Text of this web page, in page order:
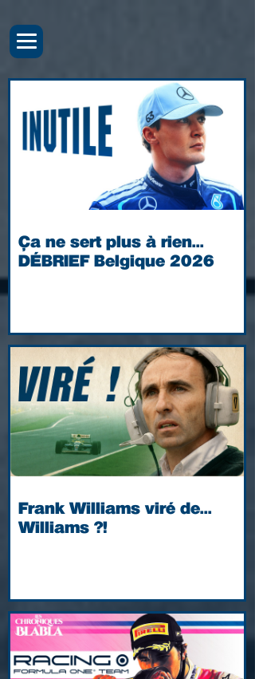
Ça ne sert plus à rien...
DÉBRIEF Belgique 2026
Frank Williams viré de...
Williams ?!